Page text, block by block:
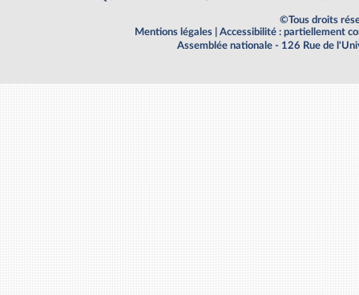
©Tous droits
Mentions légales
Accessibilité : partiellement
Assemblée nationale - 126 Rue de